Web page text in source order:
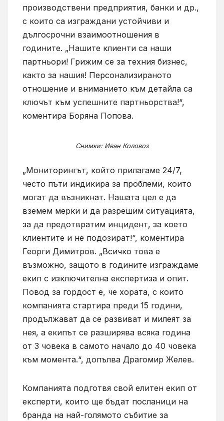
производствени предприятия, банки и др.,
с които са изграждани устойчиви и
дългосрочни взаимоотношения в
годините. „Нашите клиенти са наши
партньори! Грижим се за техния бизнес,
както за нашия! Персонализираното
отношение и вниманието към детайла са
ключът към успешните партньорства!“,
коментира Боряна Попова.
Снимки: Иван Коловоз
„Мониторингът, който прилагаме 24/7,
често пъти индикира за проблеми, които
могат да възникнат. Нашата цел е да
вземем мерки и да разрешим ситуацията,
за да предотвратим инцидент, за което
клиентите и не подозират!“, коментира
Георги Димитров. „Всичко това е
възможно, защото в годините изграждаме
екип с изключителна експертиза и опит.
Повод за гордост е, че хората, с които
компанията стартира преди 15 години,
продължават да се развиват и милеят за
нея, а екипът се разширява всяка година
от 3 човека в самото начало до 40 човека
към момента.“, допълва Драгомир Желев.
Компанията подготвя свой елитен екип от
експерти, които ще бъдат посланици на
бранда на най-голямото събитие за